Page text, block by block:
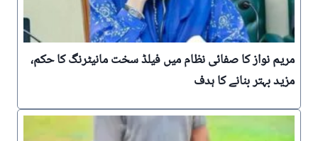
مریم نواز کا صفائی نظام میں فیلڈ سخت مانیٹرنگ کا حکم،
مزید بہتر بنانے کا ہدف